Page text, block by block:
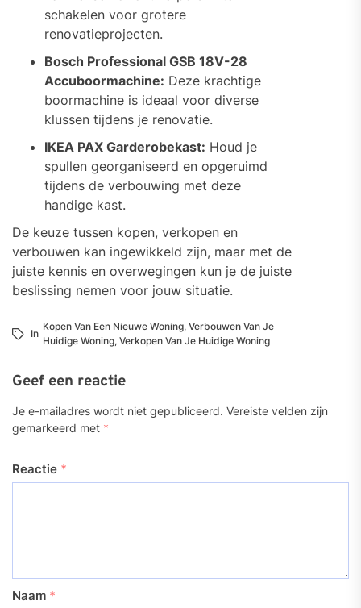
schakelen voor grotere
renovatieprojecten.
Bosch Professional GSB 18V-28
Accuboormachine: Deze krachtige
boormachine is ideaal voor diverse
klussen tijdens je renovatie.
IKEA PAX Garderobekast: Houd je
spullen georganiseerd en opgeruimd
tijdens de verbouwing met deze
handige kast.
De keuze tussen kopen, verkopen en
verbouwen kan ingewikkeld zijn, maar met de
juiste kennis en overwegingen kun je de juiste
beslissing nemen voor jouw situatie.
In
Kopen Van Een Nieuwe Woning, Verbouwen Van Je
Huidige Woning, Verkopen Van Je Huidige Woning
Geef een reactie
Je e-mailadres wordt niet gepubliceerd. Vereiste velden zijn
gemarkeerd met *
Reactie *
Naam *